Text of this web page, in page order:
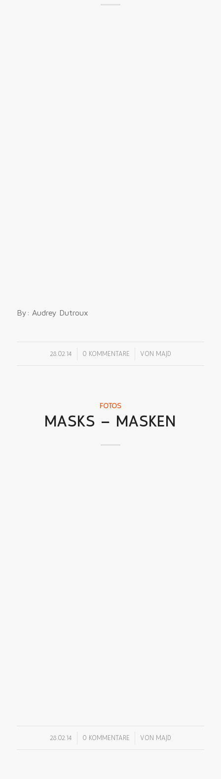
By: Audrey Dutroux
28.02.14 0 KOMMENTARE
/ VON MAJD
FOTOS
MASKS – MASKEN
28.02.14 0 KOMMENTARE
/ VON MAJD